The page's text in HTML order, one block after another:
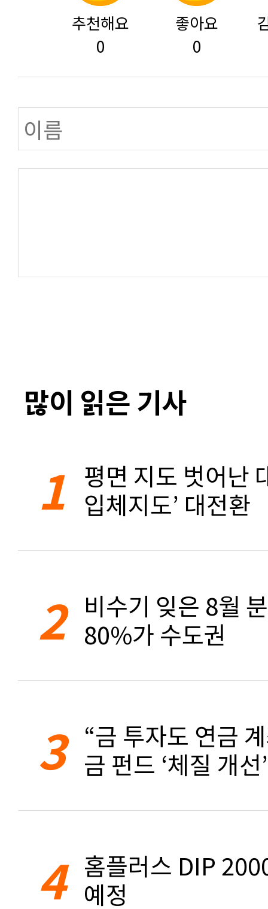
추천해요
0
좋아요
0
많이 읽은 기사
1 평면 지도 벗어난
입체지도’ 대전환
2 비수기 잊은 8월
80%가 수도권
3 “금 투자도 연금
금 펀드 ‘체질 개선’
4 홈플러스 DIP
예정